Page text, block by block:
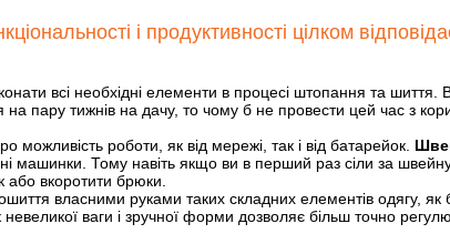
і продуктивності цілком
всі необхідні елементи в процесі штопання та
пару тижнів на дачу, то чому б не провести цей час з
роботи, як від мережі, так і від батарейок.
машинки. Тому навіть якщо ви в перший раз сіли за
або вкоротити брюки.
власними руками таких складних елементів одягу,
ваги і зручної форми дозволяє більш точно